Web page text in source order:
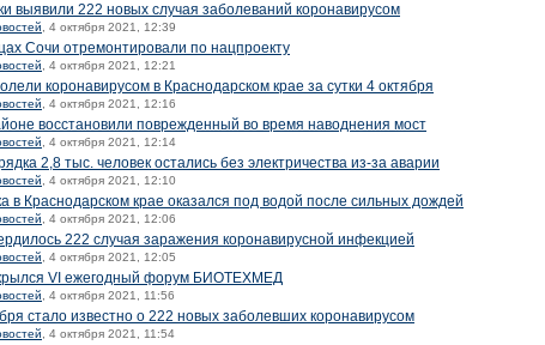
выявили 222 новых случая заболеваний коронавирусом
, 4 октября 2021, 12:39
Сочи отремонтировали по нацпроекту
, 4 октября 2021, 12:21
коронавирусом в Краснодарском крае за сутки 4 октября
, 4 октября 2021, 12:16
восстановили поврежденный во время наводнения мост
, 4 октября 2021, 12:14
2,8 тыс. человек остались без электричества из-за аварии
, 4 октября 2021, 12:10
в Краснодарском крае оказался под водой после сильных дождей
, 4 октября 2021, 12:06
222 случая заражения коронавирусной инфекцией
, 4 октября 2021, 12:05
VI ежегодный форум БИОТЕХМЕД
, 4 октября 2021, 11:56
стало известно о 222 новых заболевших коронавирусом
, 4 октября 2021, 11:54